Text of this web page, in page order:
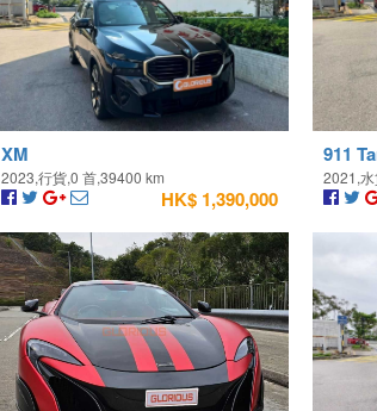
XM
2023,行貨,0 首,39400 km
HK$ 1,390,000
911
2021,